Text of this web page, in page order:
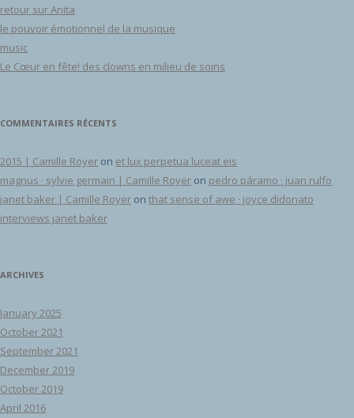
retour sur Anita
le pouvoir émotionnel de la musique
music
Le Cœur en fête! des clowns en milieu de soins
COMMENTAIRES RÉCENTS
2015 | Camille Royer on et lux perpetua luceat eis
magnus · sylvie germain | Camille Royer on pedro páramo · juan rulfo
janet baker | Camille Royer on that sense of awe · joyce didonato
interviews janet baker
ARCHIVES
January 2025
October 2021
September 2021
December 2019
October 2019
April 2016